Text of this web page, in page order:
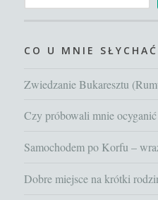
CO U MNIE
Zwiedzanie Bukaresztu
Czy próbowali mnie
Samochodem po Korfu –
Dobre miejsce na krótki